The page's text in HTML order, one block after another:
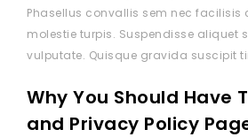
Phasellus convallis sem nec facilisis
molestie turpis. Suspendisse aliquet
vulputate. Quisque gravida suscipit
Why You Should Have
and Privacy Policy